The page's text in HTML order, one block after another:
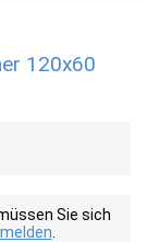
120x60
Sie sich